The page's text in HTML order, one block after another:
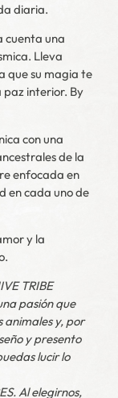
diaria.
cuenta una
Lleva
que su magia te
paz interior. By
con una
de la
enfocada en
en cada uno de
y la
TRIBE
pasión que
animales y, por
y presento
lucir lo
Al elegirnos,